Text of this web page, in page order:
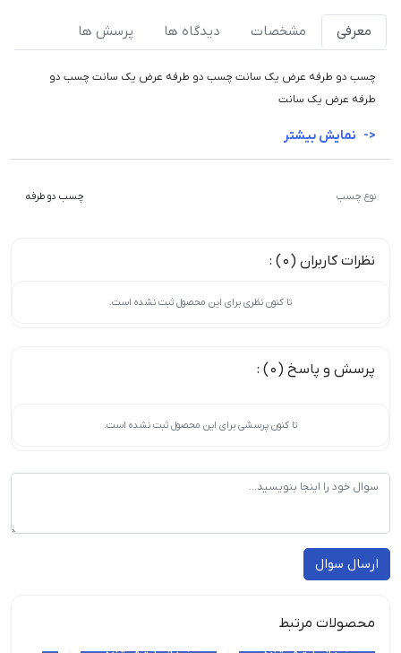
معرفی مشخصات دیدگاه ها پرسش ها
چسب دو طرفه عرض یک سانت چسب دو طرفه عرض یک سانت چسب دو
طرفه عرض یک سانت
نوع چسب چسب دو طرفه
نظرات کاربران (0) :
تا کنون نظری برای این محصول ثبت نشده است.
پرسش و پاسخ (0) :
تا کنون پرسشی برای این محصول ثبت نشده است.
ارسال سوال
محصولات مرتبط